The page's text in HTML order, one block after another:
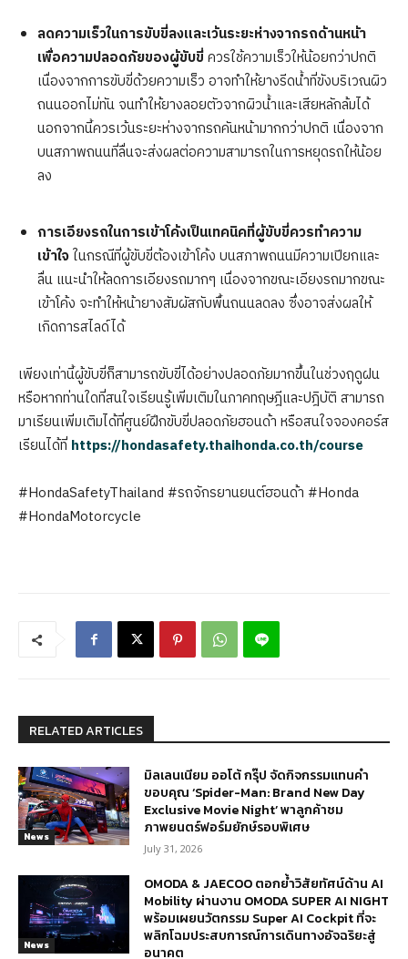
ลดความเร็วในการขับขี่ลงและเว้นระยะห่างจากรถด้านหน้า
เพื่อความปลอดภัยของผู้ขับขี่ควรใช้ความเร็วให้น้อยกว่าปกติ
เนื่องจากการขับขี่ด้วยความเร็ว อาจทำให้ยางรีดน้ำที่ขังบริเวณผิว
ถนนออกไม่ทัน จนทำให้ยางลอยตัวจากผิวน้ำและเสียหลักล้มได้
นอกจากนี้ควรเว้นระยะห่างจากรถคันหน้ามากกว่าปกติ เนื่องจาก
บนสภาพถนนที่ลื่นจะส่งผลต่อความสามารถในการหยุดรถให้น้อย
ลง
การเอียงรถในการเข้าโค้งเป็นเทคนิคที่ผู้ขับขี่ควรทำความ
เข้าใจในกรณีที่ผู้ขับขี่ต้องเข้าโค้ง บนสภาพถนนมีความเปียกและ
ลื่น แนะนำให้ลดการเอียงรถมากๆ เนื่องจากขณะเอียงรถมากขณะ
เข้าโค้ง จะทำให้หน้ายางสัมผัสกับพื้นถนนลดลง ซึ่งอาจส่งผลให้
เกิดการสไลด์ได้
เพียงเท่านี้ผู้ขับขี่ก็สามารถขับขี่ได้อย่างปลอดภัยมากขึ้นในช่วงฤดูฝน
หรือหากท่านใดที่สนใจเรียนรู้เพิ่มเติมในภาคทฤษฎีและปฎิบัติ สามารถ
มาเรียนเพิ่มเติมได้ที่ศูนย์ฝึกขับขี่ปลอดภัยฮอนด้า หรือสนใจจองคอร์ส
เรียนได้ที่ https://hondasafety.thaihonda.co.th/course
#HondaSafetyThailand #รถจักรยานยนต์ฮอนด้า #Honda
#HondaMotorcycle
RELATED ARTICLES
News
มิลเลนเนียม ออโต้ กรุ๊ป จัดกิจกรรมแทนคำ
ขอบคุณ ‘Spider-Man: Brand New Day
Exclusive Movie Night’ พาลูกค้าชม
ภาพยนตร์ฟอร์มยักษ์รอบพิเศษ
July 31, 2026
News
OMODA & JAECOO ตอกย้ำวิสัยทัศน์ด้าน AI
Mobility ผ่านงาน OMODA SUPER AI NIGHT
พร้อมเผยนวัตกรรม Super AI Cockpit ที่จะ
พลิกโฉมประสบการณ์การเดินทางอัจฉริยะสู่
อนาคต